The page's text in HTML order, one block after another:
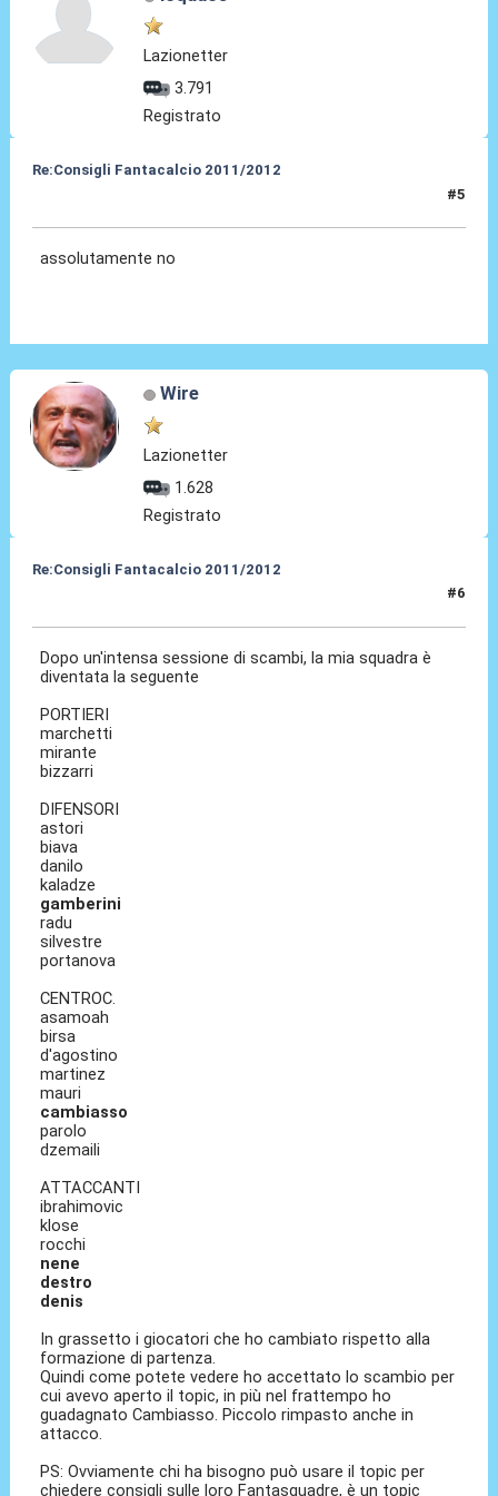
Lazionetter
3.791
Registrato
Re:Consigli Fantacalcio 2011/2012
#5
assolutamente no
Wire
Lazionetter
1.628
Registrato
Re:Consigli Fantacalcio 2011/2012
#6
Dopo un'intensa sessione di scambi, la mia squadra è
diventata la seguente
PORTIERI
marchetti
mirante
bizzarri
DIFENSORI
astori
biava
danilo
kaladze
gamberini
radu
silvestre
portanova
CENTROC.
asamoah
birsa
d'agostino
martinez
mauri
cambiasso
parolo
dzemaili
ATTACCANTI
ibrahimovic
klose
rocchi
nene
destro
denis
In grassetto i giocatori che ho cambiato rispetto alla
formazione di partenza.
Quindi come potete vedere ho accettato lo scambio per
cui avevo aperto il topic, in più nel frattempo ho
guadagnato Cambiasso. Piccolo rimpasto anche in
attacco.
PS: Ovviamente chi ha bisogno può usare il topic per
chiedere consigli sulle loro Fantasquadre, è un topic